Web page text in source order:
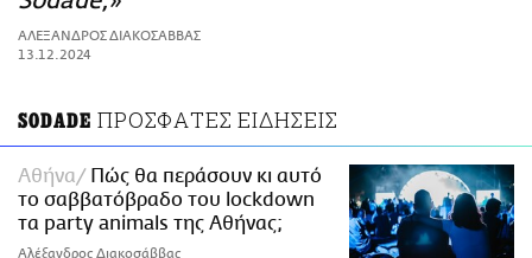
ΑΜΠΑ
PRINT
ΑΛΕΞΑΝΔΡΟΣ ΔΙΑΚΟΣΑΒΒΑΣ
13.12.2024
SODADE ΠΡΟΣΦΑΤΕΣ ΕΙΔΗΣΕΙΣ
Αθήνα
Πώς θα περάσουν κι αυτό
το σαββατόβραδο του lockdown
τα party animals της Αθήνας;
Αλέξανδρος Διακοσάββας